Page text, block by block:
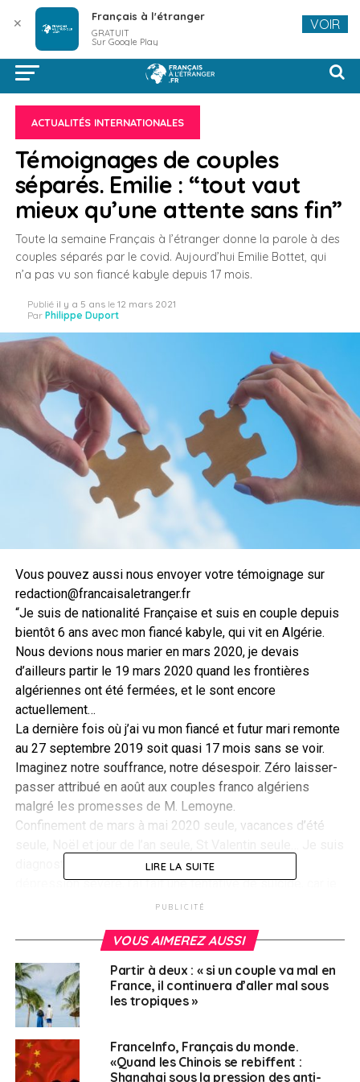
ACTUALITÉS INTERNATIONALES
Témoignages de couples
séparés. Emilie : “tout vaut
mieux qu’une attente sans fin”
Toute la semaine Français à l’étranger donne la parole à des
couples séparés par le covid. Aujourd’hui Emilie Bottet, qui
n’a pas vu son fiancé kabyle depuis 17 mois.
Publié il y a 5 ans le 12 mars 2021
Par Philippe Duport
Vous pouvez aussi nous envoyer votre témoignage sur
redaction@francaisaletranger.fr
“Je suis de nationalité Française et suis en couple depuis
bientôt 6 ans avec mon fiancé kabyle, qui vit en Algérie.
Nous devions nous marier en mars 2020, je devais
d’ailleurs partir le 19 mars 2020 quand les frontières
algériennes ont été fermées, et le sont encore
actuellement…
La dernière fois où j’ai vu mon fiancé et futur mari remonte
au 27 septembre 2019 soit quasi 17 mois sans se voir.
Imaginez notre souffrance, notre désespoir. Zéro laisser-
passer attribué en août aux couples franco algériens
malgré les promesses de M. Lemoyne.
Confinement de mars à mai 2020 seule, vacances d’été
diagnostiquée par mon médecin traitant pour une
dépression sévère, j’ai fait une tentative de suicide, car je
n’ai plus aucun goût, à la fin.
administratif de Nantes afin de faire un référé
suspension contre le ministère de l’Intérieur pour refus
de laisser-passer contre mon fiancé sans raison
valable. J’ai eu une réponse négative du Tribunal
administratif de Nantes concernant mon référé
suspension.
Je vais donc avec mon avocat faire un référé au Conseil
LIRE LA SUITE
PUBLICITÉ
VOUS AIMEREZ AUSSI
Partir à deux : « si un couple va mal en
France, il continuera d’aller mal sous
les tropiques »
FranceInfo, Français du monde.
«Quand les Chinois se rebiffent :
Shanghai sous la pression des anti-
✕ Français à l'étranger
GRATUIT
Sur Google Play
VOIR